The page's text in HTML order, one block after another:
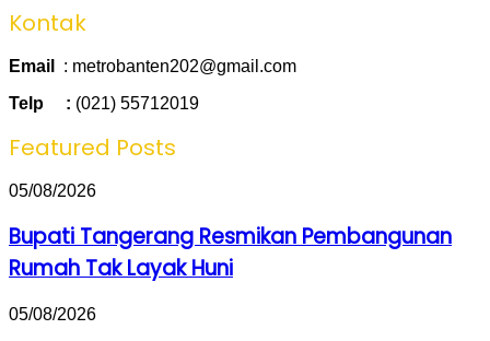
Kontak
Email : metrobanten202@gmail.com
Telp : (021) 55712019
Featured Posts
Bupati
Resmikan
Pembangunan
Rumah
Layak
05/08/2026
Bupati Tangerang Resmikan Pembangunan
Rumah Tak Layak Huni
Sachrudin
05/08/2026